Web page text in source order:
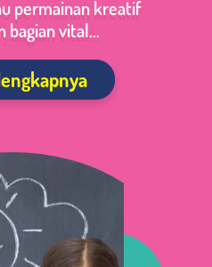
permainan kreatif
bagian vital...